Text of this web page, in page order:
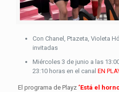
Con Chanel, Ptazeta, Violeta
invitadas
Miércoles 3 de junio a las
23:10 horas en el canal EN
El programa de Playz ‘Está el